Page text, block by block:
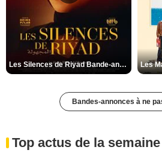
Les Silences de Riyad Bande-annonce VO STFR
Bandes-annonces à ne
Top actus de la semaine